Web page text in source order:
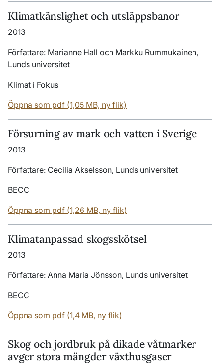
Klimatkänslighet och utsläppsbanor
2013
Författare: Marianne Hall och Markku Rummukainen,
Lunds universitet
Klimat i Fokus
Öppna som pdf (1,05 MB, ny flik)
Försurning av mark och vatten i Sverige
2013
Författare: Cecilia Akselsson, Lunds universitet
BECC
Öppna som pdf (1,26 MB, ny flik)
Klimatanpassad skogsskötsel
2013
Författare: Anna Maria Jönsson, Lunds universitet
BECC
Öppna som pdf (1,4 MB, ny flik)
Skog och jordbruk på dikade våtmarker
avger stora mängder växthusgaser